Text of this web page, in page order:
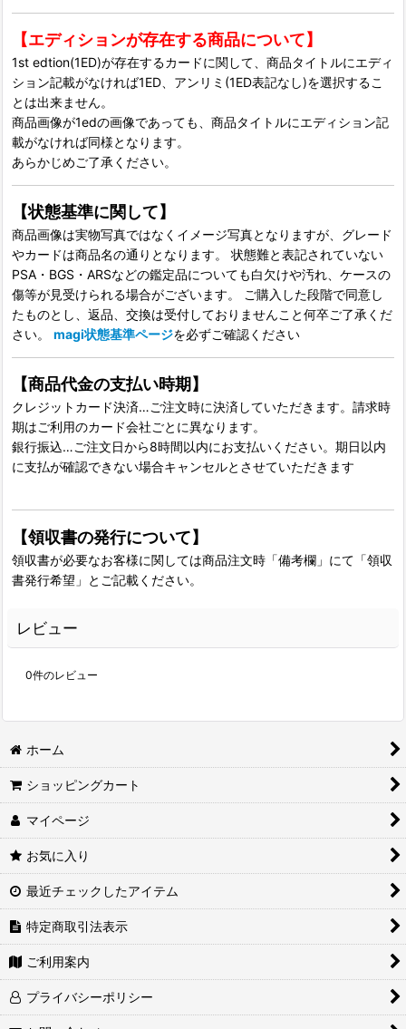
【エディションが存在する商品について】
1st edtion(1ED)が存在するカードに関して、商品タイトルにエディ
ション記載がなければ1ED、アンリミ(1ED表記なし)を選択するこ
とは出来ません。
商品画像が1edの画像であっても、商品タイトルにエディション記
載がなければ同様となります。
あらかじめご了承ください。
【状態基準に関して】
商品画像は実物写真ではなくイメージ写真となりますが、グレード
やカードは商品名の通りとなります。 状態難と表記されていない
PSA・BGS・ARSなどの鑑定品についても白欠けや汚れ、ケースの
傷等が見受けられる場合がございます。 ご購入した段階で同意し
たものとし、返品、交換は受付しておりませんこと何卒ご了承くだ
さい。 magi状態基準ページを必ずご確認ください
【商品代金の支払い時期】
クレジットカード決済…ご注文時に決済していただきます。請求時
期はご利用のカード会社ごとに異なります。
銀行振込…ご注文日から8時間以内にお支払いください。期日以内
に支払が確認できない場合キャンセルとさせていただきます
【領収書の発行について】
領収書が必要なお客様に関しては商品注文時「備考欄」にて「領収
書発行希望」とご記載ください。
レビュー
0件のレビュー
ホーム
ショッピングカート
マイページ
お気に入り
最近チェックしたアイテム
特定商取引法表示
ご利用案内
プライバシーポリシー